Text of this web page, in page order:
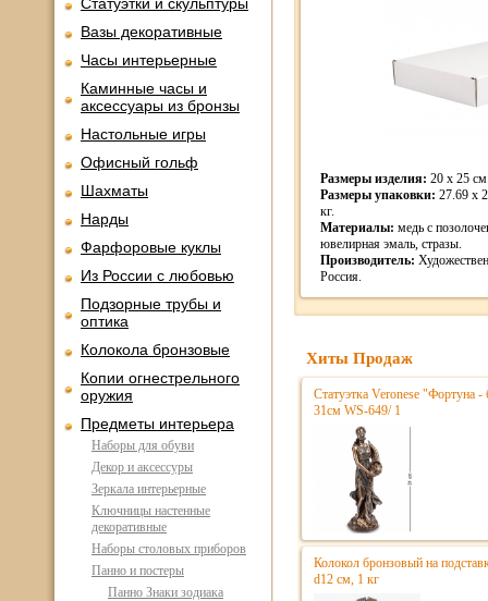
Вазы декоративные
Часы интерьерные
Каминные часы и
аксессуары из бронзы
Настольные игры
Офисный гольф
Шахматы
Нарды
Фарфоровые куклы
Из России с любовью
Подзорные трубы и
оптика
Колокола бронзовые
Копии огнестрельного
оружия
Предметы интерьера
Наборы для обуви
Декор и аксессуры
Зеркала интерьерные
Ключницы настенные
декоративные
Наборы столовых приборов
Панно и постеры
Панно Знаки зодиака
Размеры изделия: 20 x 25
Размеры упаковки: 27.69 x
кг.
Материалы: медь с
ювелирная эмаль, стразы.
Производитель:
Россия.
Хиты Продаж
Статуэтка Veronese "Фортуна
31см WS-649/ 1
Колокол бронзовый на
d12 см, 1 кг